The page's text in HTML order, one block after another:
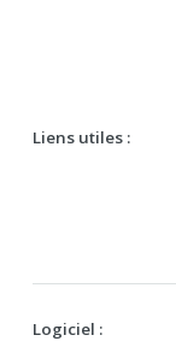
Liens utiles :
Logiciel :